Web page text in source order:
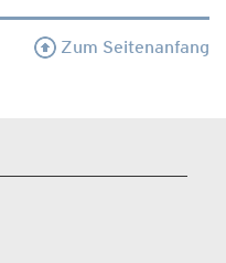
Zum Seitenanfang